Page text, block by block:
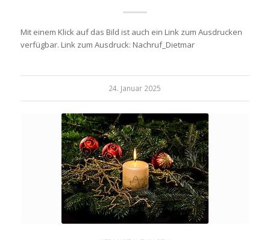
Mit einem Klick auf das Bild ist auch ein Link zum Ausdrucken
verfügbar. Link zum Ausdruck: Nachruf_Dietmar
24. Januar 2025